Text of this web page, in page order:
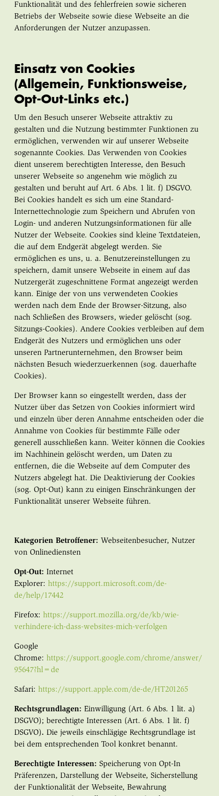
Funktionalität und des fehlerfreien sowie sicheren
Betriebs der Webseite sowie diese Webseite an die
Anforderungen der Nutzer anzupassen.
Einsatz von Cookies
(Allgemein, Funktionsweise,
Opt-Out-Links etc.)
Um den Besuch unserer Webseite attraktiv zu
gestalten und die Nutzung bestimmter Funktionen zu
ermöglichen, verwenden wir auf unserer Webseite
sogenannte Cookies. Das Verwenden von Cookies
dient unserem berechtigten Interesse, den Besuch
unserer Webseite so angenehm wie möglich zu
gestalten und beruht auf Art. 6 Abs. 1 lit. f) DSGVO.
Bei Cookies handelt es sich um eine Standard-
Internettechnologie zum Speichern und Abrufen von
Login- und anderen Nutzungsinformationen für alle
Nutzer der Webseite. Cookies sind kleine Textdateien,
die auf dem Endgerät abgelegt werden. Sie
ermöglichen es uns, u. a. Benutzereinstellungen zu
speichern, damit unsere Webseite in einem auf das
Nutzergerät zugeschnittene Format angezeigt werden
kann. Einige der von uns verwendeten Cookies
werden nach dem Ende der Browser-Sitzung, also
nach Schließen des Browsers, wieder gelöscht (sog.
Sitzungs-Cookies). Andere Cookies verbleiben auf dem
Endgerät des Nutzers und ermöglichen uns oder
unseren Partnerunternehmen, den Browser beim
nächsten Besuch wiederzuerkennen (sog. dauerhafte
Cookies).
Der Browser kann so eingestellt werden, dass der
Nutzer über das Setzen von Cookies informiert wird
und einzeln über deren Annahme entscheiden oder die
Annahme von Cookies für bestimmte Fälle oder
generell ausschließen kann. Weiter können die Cookies
im Nachhinein gelöscht werden, um Daten zu
entfernen, die die Webseite auf dem Computer des
Nutzers abgelegt hat. Die Deaktivierung der Cookies
(sog. Opt-Out) kann zu einigen Einschränkungen der
Funktionalität unserer Webseite führen.
Kategorien Betroffener: Webseitenbesucher, Nutzer
von Onlinediensten
Opt-Out: Internet
Explorer: https://support.microsoft.com/de-
de/help/17442
Firefox: https://support.mozilla.org/de/kb/wie-
verhindere-ich-dass-websites-mich-verfolgen
Google
Chrome: https://support.google.com/chrome/answer/
95647?hl=de
Safari: https://support.apple.com/de-de/HT201265
Rechtsgrundlagen: Einwilligung (Art. 6 Abs. 1 lit. a)
DSGVO); berechtigte Interessen (Art. 6 Abs. 1 lit. f)
DSGVO). Die jeweils einschlägige Rechtsgrundlage ist
bei dem entsprechenden Tool konkret benannt.
Berechtigte Interessen: Speicherung von Opt-In
Präferenzen, Darstellung der Webseite, Sicherstellung
der Funktionalität der Webseite, Bewahrung